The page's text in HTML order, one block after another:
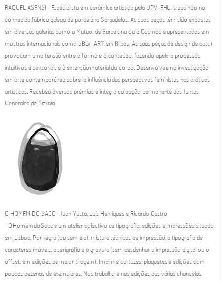
RAQUEL ASENSI - Especialista em cerâmica artística pela UPV-EHU, trabalhou na
conhecida fábrica galega de porcelana Sargadelos. As suas peças têm sido expostas
em diversas galerias como a Mutuo, de Barcelona ou a Cosmos e apresentadas em
mostras internacionais como a BLV-ART, em Bilbau. As suas peças de design de autor
provocam uma tensão entre a forma e o conteúdo, fazendo apelo a processos
intuitivos e sensoriais e à extensão material do corpo. Desenvolve uma investigação
em arte contemporânea sobre la influência das perspectivas feministas nas práticas
artísticas. Recebeu diversos prémios e integra colecção permanente das Juntas
Generales de Bizkaia.
O HOMEM DO SACO - Juan Yusta, Luís Henriques e Ricardo Castro
- O Homem do Saco é um atelier colectivo de tipografia, edições e impressões situado
em Lisboa. Por regra (ou sem ela), mistura técnicas de impressão: a tipografia de
caracteres móveis, a serigrafia e a gravura (sem desdenhar a impressão digital ou o
offset, em edições de maior tiragem). Imprime cartazes, plaquetes e edições com
poucas dezenas de exemplares. Nos trabalho e nas edições das várias chancelas